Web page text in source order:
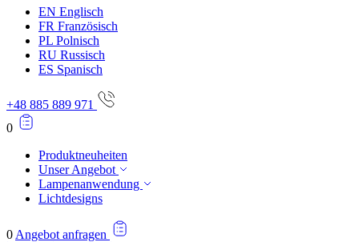
EN Englisch
FR Französisch
PL Polnisch
RU Russisch
ES Spanisch
+48 885 889 971
0
Produktneuheiten
Unser Angebot
Lampenanwendung
Lichtdesigns
0 Angebot anfragen